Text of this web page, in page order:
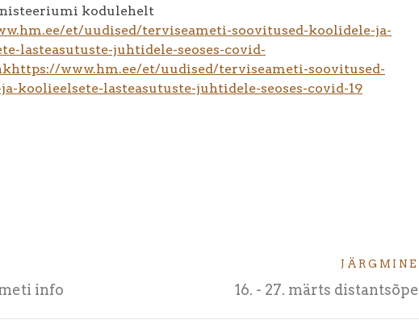
kodulehelt
et/uudised/terviseameti-soovitused-koolidele-ja-
lasteasutuste-juhtidele-seoses-covid-
https://www.hm.ee/et/uudised/terviseameti-soovitused-
koolieelsete-lasteasutuste-juhtidele-seoses-covid-19
info
JÄRGMINE
16. - 27. märts distantsõpe